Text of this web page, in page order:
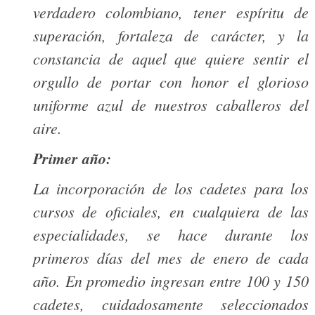
verdadero colombiano, tener espíritu de
superación, fortaleza de carácter, y la
constancia de aquel que quiere sentir el
orgullo de portar con honor el glorioso
uniforme azul de nuestros caballeros del
aire.
Primer año:
La incorporación de los cadetes para los
cursos de oficiales, en cualquiera de las
especialidades, se hace durante los
primeros días del mes de enero de cada
año. En promedio ingresan entre 100 y 150
cadetes, cuidadosamente seleccionados